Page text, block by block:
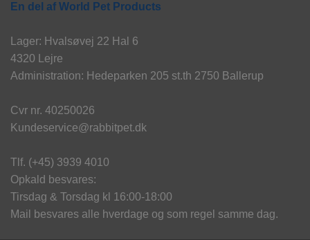
En del af World Pet Products
Lager: Hvalsøvej 22 Hal 6
4320 Lejre
Administration: Hedeparken 205 st.th 2750 Ballerup
Cvr nr. 40250026
Kundeservice@rabbitpet.dk
Tlf. (+45) 3939 4010
Opkald besvares:
Tirsdag & Torsdag kl 16:00-18:00
Mail besvares alle hverdage og som regel samme dag.